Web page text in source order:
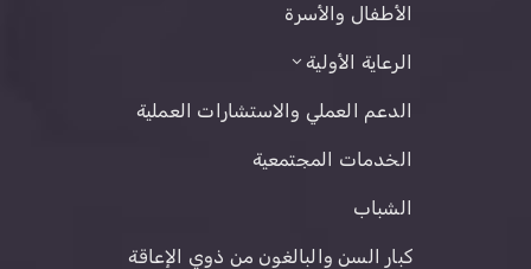
الأطفال والأسرة
الرعاية الأولية
الدعم العملي والاستشارات العملية
الخدمات المجتمعية
الشباب
كبار السن والبالغون من ذوي الإعاقة